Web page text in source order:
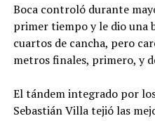
Boca controló durante
primer tiempo y le dio una
cuartos de cancha, pero
metros finales, primero, y
El tándem integrado por
Sebastián Villa tejió las